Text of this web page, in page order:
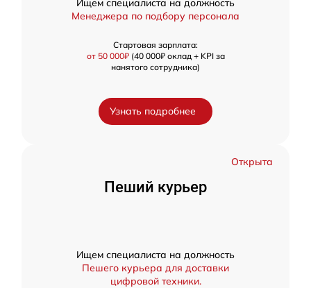
Ищем специалиста на должность
Менеджера по подбору персонала
Стартовая зарплата:
от 50 000₽(40 000₽ оклад + KPI за
нанятого сотрудника)
Узнать подробнее
Открыта
Пеший курьер
Ищем специалиста на должность
Пешего курьера для доставки
цифровой техники.